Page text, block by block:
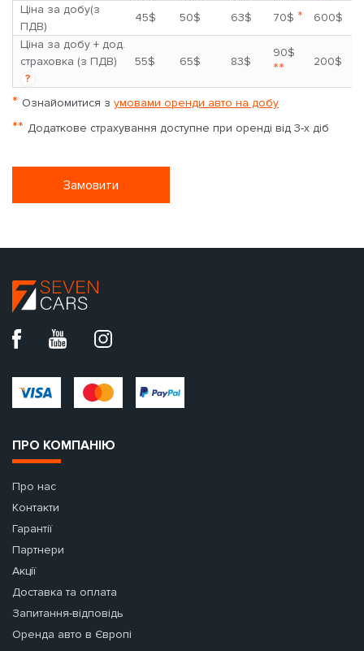
Ціна за добу(з
ПДВ)
45$ 50$ 63$ 70$ *
600$
Ціна за добу + дод.
страховка (з ПДВ)
?
55$ 65$ 83$
90$
** 200$
* Ознайомитися з умовами оренди авто на добу
** Додаткове страхування доступне при оренді від 3-х діб
Замовити
ПРО КОМПАНІЮ
Про нас
Контакти
Гарантії
Партнери
Акції
Доставка та оплата
Запитання-відповідь
Оренда авто в Європі